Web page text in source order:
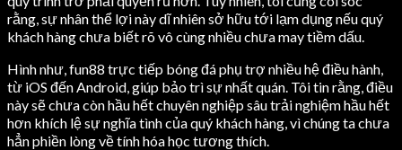
rằng, sự nhân thể lợi này dĩ nhiên sở hữu tới lạm dụng nếu quý
khách hàng chưa biết rõ vô cùng nhiều chưa may tiềm dấu.
Hình như, fun88 trực tiếp bóng đá phụ trợ nhiều hệ điều hành,
từ iOS đến Android, giúp bảo trì sự nhất quán. Tôi tin rằng, điều
này sẽ chưa còn hầu hết chuyên nghiệp sâu trải nghiệm hầu hết
hơn khích lệ sự nghĩa tình của quý khách hàng, vì chúng ta chưa
hẳn phiền lòng về tính hóa học tương thích.